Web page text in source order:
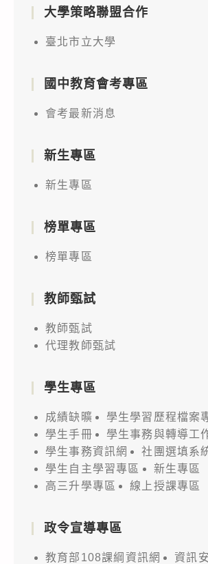
大學策略聯盟合作
臺北市立大學
國中教育會考專區
會考最新消息
新生專區
新生專區
榜單專區
榜單專區
教師甄試
教師甄試
代理教師甄試
學生專區
成績缺曠
學生學習歷程檔案
學生手冊
學生事務與轉導工
學生事務資訊網
社團選填系
學生自主學習專區
新生專區
高三升學專區
線上授課專區
政令宣導專區
教育部108課綱資訊網 資訊